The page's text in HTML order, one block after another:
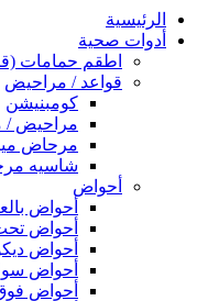
الرئيسية
أدوات صحية
اطقم حمامات
قواعد / مراحيض
كومبنيشن
مراحيض /
مرحاض
شاسيه
أحواض
أحواض
أحواض
أحواض
أحواض
أحواض